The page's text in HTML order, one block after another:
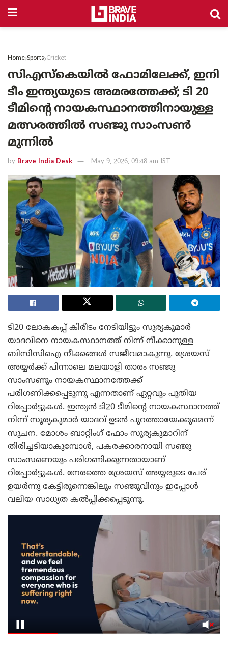
Home Sports Cricket
സിഎസ്‌കെയിൽ ഫോമിലേക്ക്, ഇനി
ടീം ഇന്ത്യയുടെ അമരത്തേക്ക്; ടി 20
ടീമിന്റെ നായകസ്ഥാനത്തിനായുള്ള
മത്സരത്തിൽ സഞ്ജു സാംസൺ
മുന്നിൽ
by Brave India Desk May 9, 2026, 09:48 am IST
ടി20 ലോകകപ്പ് കിരീടം നേടിയിട്ടും സൂര്യകുമാർ
യാദവിനെ നായകസ്ഥാനത്ത് നിന്ന് നീക്കാനുള്ള
ബിസിസിഐ നീക്കങ്ങൾ സജീവമാകുന്നു. ശ്രേയസ്
അയ്യർക്ക് പിന്നാലെ മലയാളി താരം സഞ്ജു
സാംസണും നായകസ്ഥാനത്തേക്ക്
പരിഗണിക്കപ്പെടുന്നു എന്നതാണ് ഏറ്റവും പുതിയ
റിപ്പോർട്ടുകൾ. ഇന്ത്യൻ ടി20 ടീമിന്റെ നായകസ്ഥാനത്ത്
നിന്ന് സൂര്യകുമാർ യാദവ് ഉടൻ പുറത്തായേക്കുമെന്ന്
സൂചന. മോശം ബാറ്റിംഗ് ഫോം സൂര്യകുമാറിന്
തിരിച്ചടിയാകുമ്പോൾ, പകരക്കാരനായി സഞ്ജു
സാംസണെയും പരിഗണിക്കുന്നതായാണ്
റിപ്പോർട്ടുകൾ. നേരത്തെ ശ്രേയസ് അയ്യരുടെ പേര്
ഉയർന്നു കേട്ടിരുന്നെങ്കിലും സഞ്ജുവിനും ഇപ്പോൾ
വലിയ സാധ്യത കൽപ്പിക്കപ്പെടുന്നു.